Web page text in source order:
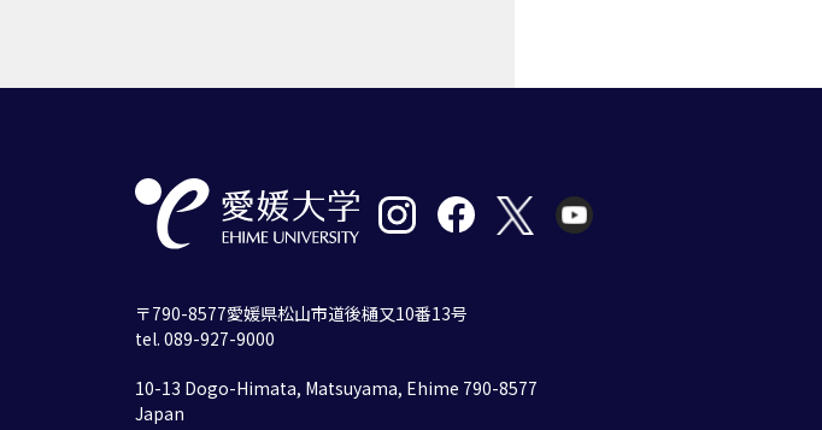
〒790-8577愛媛県松山市道後樋又10番13号
tel. 089-927-9000
10-13 Dogo-Himata, Matsuyama, Ehime 790-8577
Japan